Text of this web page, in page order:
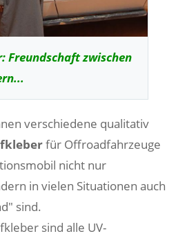
Freundschaft zwischen
verschiedene qualitativ
für Offroadfahrzeuge
nicht nur
in vielen Situationen auch
sind.
sind alle UV-